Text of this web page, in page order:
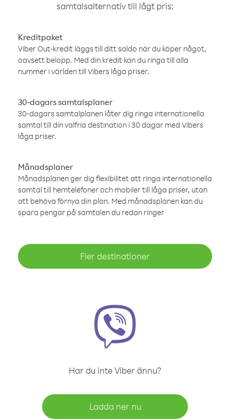
samtalsalternativ till lågt pris:
Kreditpaket
Viber Out-kredit läggs till ditt saldo när du köper något,
oavsett belopp. Med din kredit kan du ringa till alla
nummer i världen till Vibers låga priser.
30-dagars samtalsplaner
30-dagars samtalplanen låter dig ringa internationella
samtal till din valfria destination i 30 dagar med Vibers
låga priser.
Månadsplaner
Månadsplanen ger dig flexibilitet att ringa internationella
samtal till hemtelefoner och mobiler till låga priser, utan
att behöva förnya din plan. Med månadsplanen kan du
spara pengar på samtalen du redan ringer
Fler destinationer
Har du inte Viber ännu?
Ladda ner nu